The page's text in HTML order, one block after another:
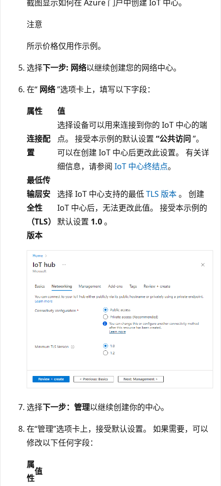
截图显示如何在 Azure 门户中创建 IoT 中心。
注意
所示价格仅用作示例。
选择下一步: 网络以继续创建您的网络中心。
在“ 网络”选项卡上，填写以下字段：
属性
值
连接配
置
选择设备可以用来连接到你的 IoT 中心的端
点。 接受本示例的默认设置 “公共访问”。
可以在创建 IoT 中心后更改此设置。 有关详
细信息，请参阅 IoT 中心终结点。
最低传
输层安
全性
（TLS）
版本
选择 IoT 中心支持的最低TLS 版本。 创建
IoT 中心后，无法更改此值。 接受本示例的
默认设置 1.0。
选择下一步：管理以继续创建你的中心。
在“管理”选项卡上，接受默认设置。 如果需要，可以
修改以下任何字段：
属
性
值